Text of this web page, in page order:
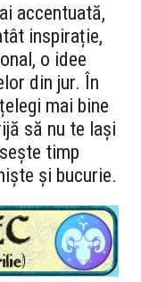
accentuată,
inspirație,
o idee
din jur. În
mai bine
să nu te lași
timp
și bucurie.